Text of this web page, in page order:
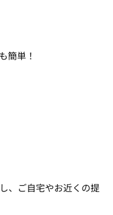
簡単！
、ご自宅やお近くの提